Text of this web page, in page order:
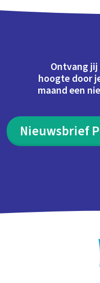
Ontvang
hoogte door
maand een
Nieuwsbrief